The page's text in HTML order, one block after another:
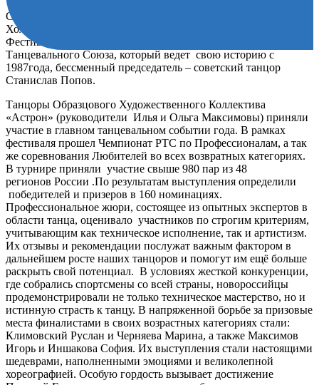
С 14-16 марта 2025 года в городе Москве в «Крокус Сити
Холл» проходил самый главный турнир сезона «Открытый
Фестиваль РТС» - знаковое событие Российского
Танцевального Союза, который ведет свою историю с
1987года, бессменный председатель – советский танцор
Станислав Попов.
Танцоры Образцового Художественного Коллектива
«Астрон» (руководители Илья и Ольга Максимовы) приняли
участие в главном танцевальном событии года. В рамках
фестиваля прошел Чемпионат РТС по Профессионалам, а так
же соревнования Любителей во всех возвратных категориях.
В турнире приняли участие свыше 980 пар из 48
регионов России .По результатам выступления определили
победителей и призеров в 160 номинациях.
Профессиональное жюри, состоящее из опытных экспертов в
области танца, оценивало участников по строгим критериям,
учитывающим как техническое исполнение, так и артистизм.
Их отзывы и рекомендации послужат важным фактором в
дальнейшем росте наших танцоров и помогут им ещё больше
раскрыть свой потенциал. В условиях жесткой конкуренции,
где собрались спортсмены со всей страны, новороссийцы
продемонстрировали не только техническое мастерство, но и
истинную страсть к танцу. В напряженной борьбе за призовые
места финалистами в своих возрастных категориях стали:
Климовский Руслан и Черняева Марина, а также Максимов
Игорь и Иншакова София. Их выступления стали настоящими
шедеврами, наполненными эмоциями и великолепной
хореографией. Особую гордость вызывает достижение